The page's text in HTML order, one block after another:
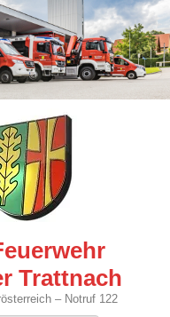
Trattnach
– Notruf 122